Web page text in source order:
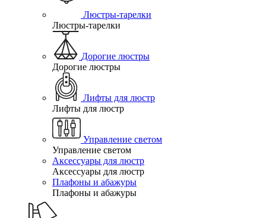
Люстры-тарелки
Люстры-тарелки
Дорогие люстры
Дорогие люстры
Лифты для люстр
Лифты для люстр
Управление светом
Управление светом
Аксессуары для люстр
Аксессуары для люстр
Плафоны и абажуры
Плафоны и абажуры